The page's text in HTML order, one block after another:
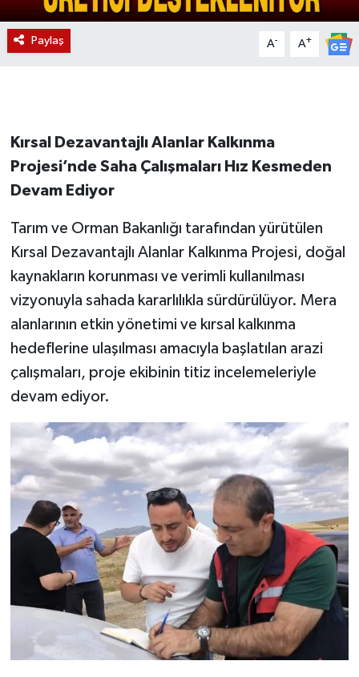
Paylaş A- A+
Kırsal Dezavantajlı Alanlar Kalkınma
Projesi’nde Saha Çalışmaları Hız Kesmeden
Devam Ediyor
Tarım ve Orman Bakanlığı tarafından yürütülen
Kırsal Dezavantajlı Alanlar Kalkınma Projesi, doğal
kaynakların korunması ve verimli kullanılması
vizyonuyla sahada kararlılıkla sürdürülüyor. Mera
alanlarının etkin yönetimi ve kırsal kalkınma
hedeflerine ulaşılması amacıyla başlatılan arazi
çalışmaları, proje ekibinin titiz incelemeleriyle
devam ediyor.